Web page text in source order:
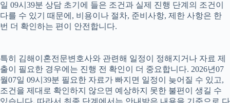
일 09시39분 상담 초기에 들은 조건과 실제 진행 단계의 조건이
다를 수 있기 때문에, 비용이나 절차, 준비사항, 제한 사항은 한
번 더 확인하는 편이 안전합니다.
특히 김해이혼전문변호사와 관련해 일정이 정해지거나 자료 제
출이 필요한 경우에는 진행 전 확인이 더 중요합니다. 2026년07
월07일 09시39분 필요한 자료가 빠지면 일정이 늦어질 수 있고,
조건을 제대로 확인하지 않으면 예상하지 못한 불편이 생길 수